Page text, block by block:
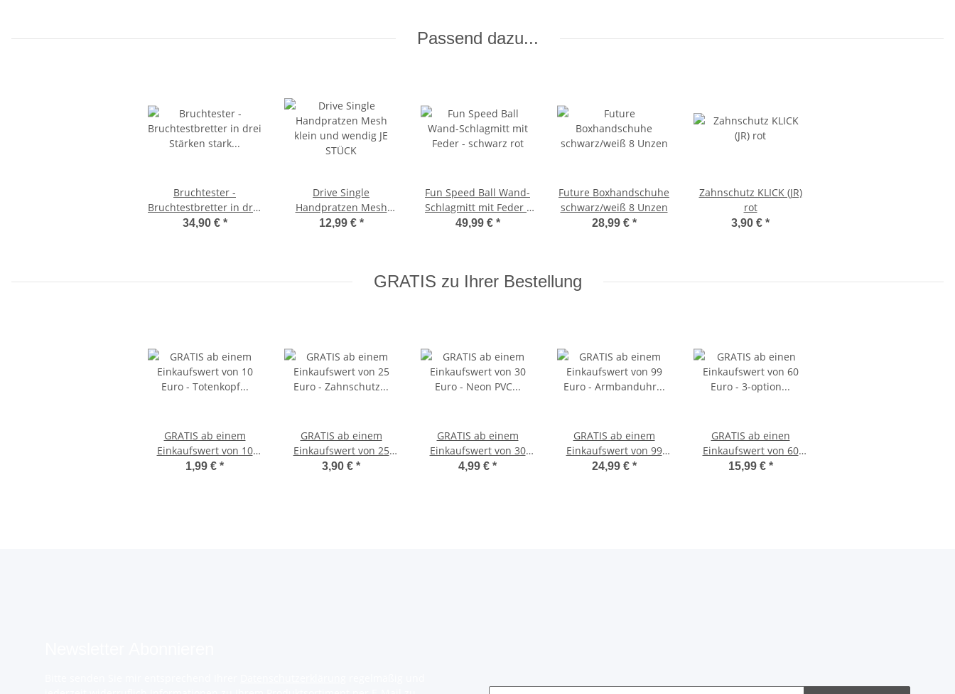
Passend dazu...
Bruchtester -
Bruchtestbretter in drei
Stärken stark (schwarz)
34,90 € *
Drive Single
Handpratzen Mesh
klein und wendig JE
12,99 € *
Fun Speed Ball Wand-
Schlagmitt mit Feder -
schwarz rot
49,99 € *
Future Boxhandschuhe
schwarz/weiß 8 Unzen
28,99 € *
Zahnschutz KLICK (JR)
rot
3,90 € *
GRATIS zu Ihrer Bestellung
GRATIS ab einem
Einkaufswert von 10
Euro - Totenkopf Perlen
1,99 € *
GRATIS ab einem
Einkaufswert von 25
Euro - Zahnschutz
3,90 € *
GRATIS ab einem
Einkaufswert von 30
Euro - Neon PVC
4,99 € *
GRATIS ab einem
Einkaufswert von 99
Euro - Armbanduhr
24,99 € *
GRATIS ab einen
Einkaufswert von 60
Euro - 3-option
15,99 € *